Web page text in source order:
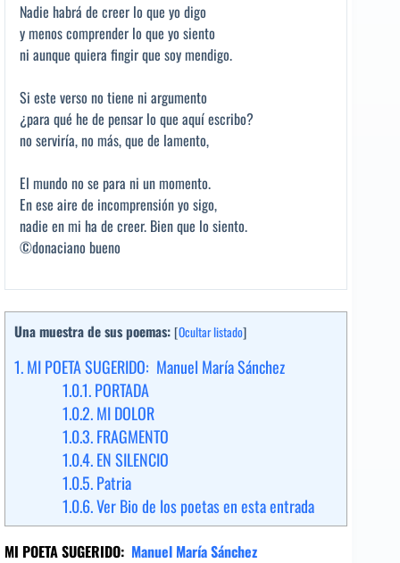
Nadie habrá de creer lo que yo digo
y menos comprender lo que yo siento
ni aunque quiera fingir que soy mendigo.
Si este verso no tiene ni argumento
¿para qué he de pensar lo que aquí escribo?
no serviría, no más, que de lamento,
El mundo no se para ni un momento.
En ese aire de incomprensión yo sigo,
nadie en mi ha de creer. Bien que lo siento.
©donaciano bueno
Una muestra de sus poemas: [Ocultar listado]
1.MI POETA SUGERIDO: Manuel María Sánchez
1.0.1.PORTADA
1.0.2.MI DOLOR
1.0.3.FRAGMENTO
1.0.4.EN SILENCIO
1.0.5.Patria
1.0.6.Ver Bio de los poetas en esta entrada
MI POETA SUGERIDO: Manuel María Sánchez